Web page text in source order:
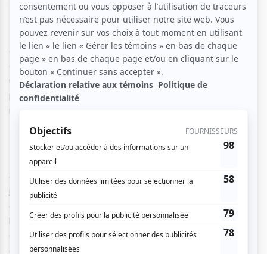
pour Demain, peut-être: INSCRIVEZ-VOUS
Fort de son solo Moi au milieu du monde (2007) et de son
expérience en art visuel, Jean-Pascal Fournier, directeur
artistique de la compagnie K-O/Chaos, a eu envie de créer
un second spectacle théâtral performatif. Cette fois, il
partage la scène avec Maia Loïnaz, actrice et auteur (La
Demain, peut-être est né d’envies et d’improvisation. Au
début, il y avait un cornet de crème glacée et un piano
jouet. Quelques mois plus tard, Demain, peut-être est
beaucoup d’humour, des souvenirs et de la mémoire.
Quelles traces allons-nous laisser dans la mémoire des
autres? Sommes nous condamnés à disparaître malgré